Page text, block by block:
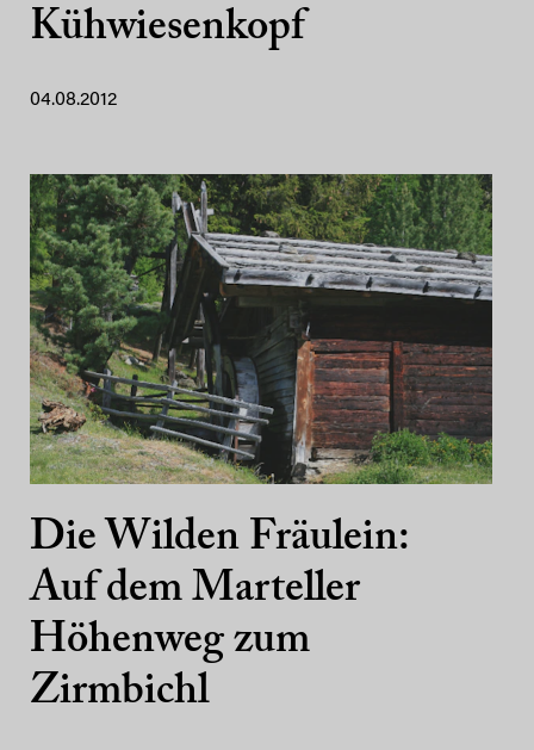
Kühwiesenkopf
04.08.2012
Die Wilden Fräulein:
Auf dem Marteller
Höhenweg zum
Zirmbichl